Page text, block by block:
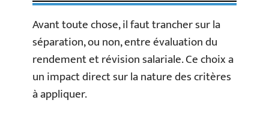
Avant toute chose, il faut trancher sur la
séparation, ou non, entre évaluation du
rendement et révision salariale. Ce choix a
un impact direct sur la nature des critères
à appliquer.